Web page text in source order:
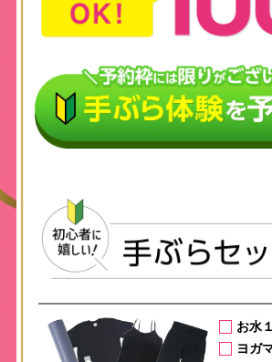
お水
ヨガ